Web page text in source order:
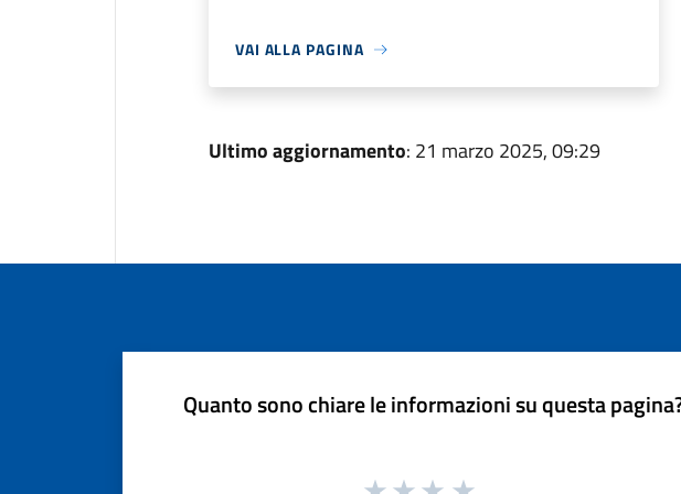
VAI ALLA PAGINA
Ultimo aggiornamento: 21 marzo 2025, 09:29
Quanto sono chiare le informazioni su questa